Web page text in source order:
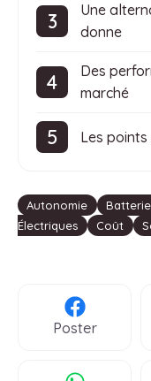
Une
donne
Des
marché
Les
Étiquettes
Autonomie
Électriques
Coût
Poster